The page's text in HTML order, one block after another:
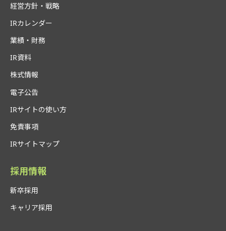
経営方針・戦略
IRカレンダー
業績・財務
IR資料
株式情報
電子公告
IRサイトの使い方
免責事項
IRサイトマップ
採用情報
新卒採用
キャリア採用